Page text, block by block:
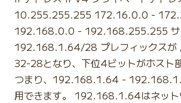
10.255.255.255 172.16.0.0 -
192.168.0.0 - 192.168.255.255 サ
192.168.1.64/28 プレフィックスが /
32-28となり、下位4ビットがホスト
つまり、192.168.1.64 -
用できます。 192.168.1.64はネット